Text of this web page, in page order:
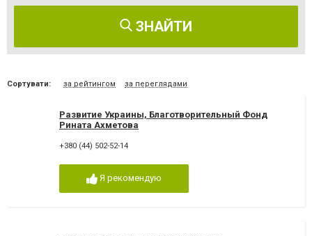
ЗНАЙТИ
Сортувати: за рейтингом за переглядами
Развитие Украины, Благотворительный Фонд
Рината Ахметова
+380 (44) 502-52-14
Я рекомендую